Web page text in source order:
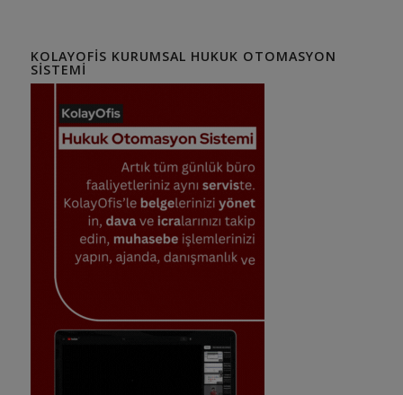
KOLAYOFIS KURUMSAL HUKUK OTOMASYON
SISTEMI